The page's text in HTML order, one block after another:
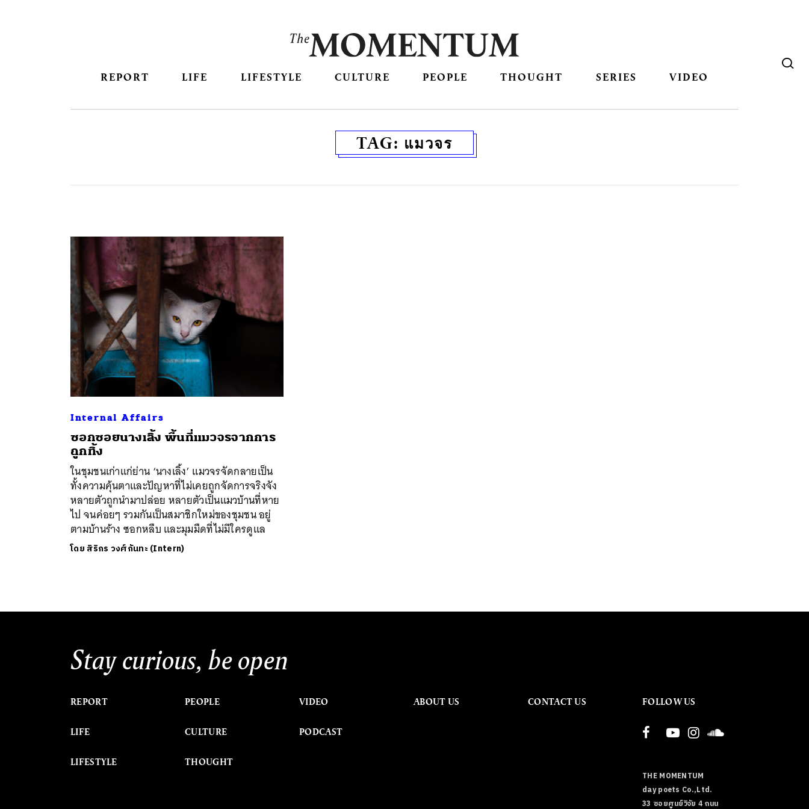
REPORT LIFE LIFESTYLE CULTURE PEOPLE THOUGHT SERIES VIDEO
TAG: แมวจร
Internal Affairs
ซอกซอยนางเลิ้ง พื้นที่แมวจรจากการ
ถูกทิ้ง
ในชุมชนเก่าแก่ย่าน ‘นางเลิ้ง’ แมวจรจัดกลายเป็น
ทั้งความคุ้นตาและปัญหาที่ไม่เคยถูกจัดการจริงจัง
หลายตัวถูกนำมาปล่อย หลายตัวเป็นแมวบ้านที่หาย
ไป จนค่อยๆ รวมกันเป็นสมาชิกใหม่ของชุมชน อยู่
ตามบ้านร้าง ซอกหลืบ และมุมมืดที่ไม่มีใครดูแล
โดย สิริกร วงศ์กันทะ (Intern)
Stay curious, be open
REPORT
LIFE
LIFESTYLE
PEOPLE
CULTURE
THOUGHT
VIDEO
PODCAST
ABOUT US CONTACT US FOLLOW US
THE MOMENTUM
day poets Co.,Ltd.
33 ซอยศูนย์วิจัย 4 ถนน